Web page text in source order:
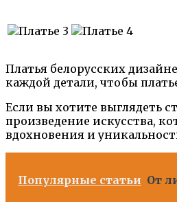
Платья белорусских
каждой детали, чтобы
Если вы хотите выглядеть
произведение искусства,
вдохновения и
Популярные статьи От